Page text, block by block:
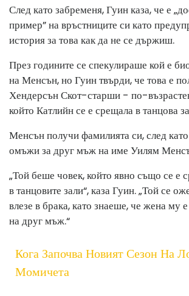
След като забременя, Гуин каза, че е
пример” на връстниците си като
история за това как да не се държиш.
През годините се спекулираше кой е
на Менсън, но Гуин твърди, че това е
Хендерсън Скот-старши - по-
който Катлийн се е срещала в танцова
Менсън получи фамилията си, след
омъжи за друг мъж на име Уилям
„Той беше човек, който явно също се е
в танцовите зали“, каза Гуин. „Той се
влезе в брака, като знаеше, че жена му
на друг мъж.“
Кога Започва Новият Сезон На
Момичета